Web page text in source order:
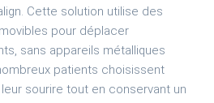
Cette solution utilise des
pour déplacer
sans appareils métalliques
patients choisissent
sourire tout en conservant un